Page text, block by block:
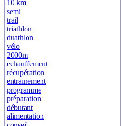
10 km
semi
trail
triathlon
duathlon
vélo
2000m
echauffement
récupération
entrainement
programme
préparation
débutant
alimentation